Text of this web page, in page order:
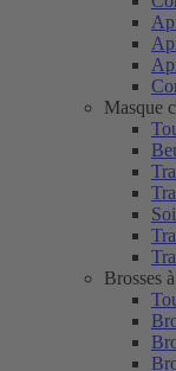
Masque
Brosses